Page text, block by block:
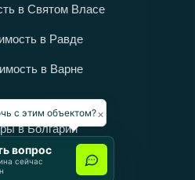
в Святом Власе
в Равде
в Варне
в Болгарии
Болгарии
×
с этим объектом?
вопрос
сейчас